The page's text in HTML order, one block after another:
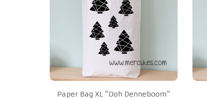
Paper Bag XL "Ooh Denneboom"